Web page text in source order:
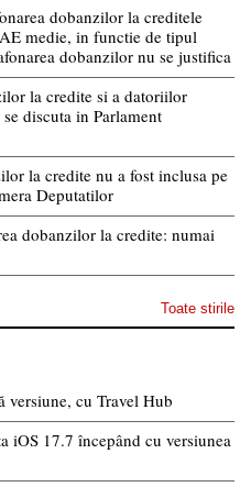
dobanzilor la creditele
medie, in functie de tipul
dobanzilor nu se justifica
la credite si a datoriilor
discuta in Parlament
la credite nu a fost inclusa pe
Deputatilor
dobanzilor la credite: numai
Toate stirile
versiune, cu Travel Hub
iOS 17.7 începând cu versiunea